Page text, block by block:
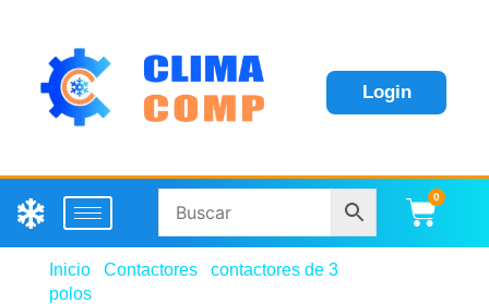
Login
0
Inicio Contactores
contactores de 3
polos